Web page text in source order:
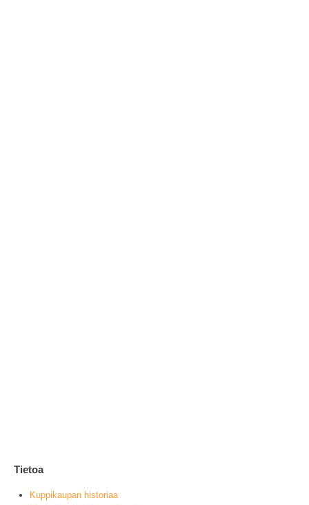
Tietoa
Kuppikaupan historiaa